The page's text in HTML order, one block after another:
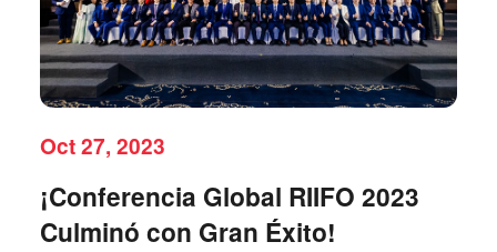
Oct 27, 2023
¡Conferencia Global RIIFO 2023
Culminó con Gran Éxito!